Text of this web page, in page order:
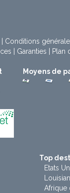
Conditions
Garanties Plan
Moyens de
Top
Etats
Afrique